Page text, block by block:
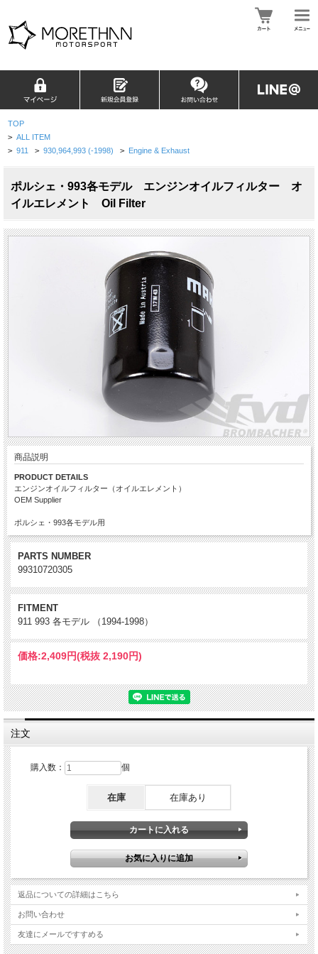
TOP
> ALL ITEM
> 911 > 930,964,993 (-1998) > Engine & Exhaust
ポルシェ・993各モデル エンジンオイルフィルター オ
イルエレメント Oil Filter
商品説明
PRODUCT DETAILS
エンジンオイルフィルター（オイルエレメント）
OEM Supplier
ポルシェ・993各モデル用
PARTS NUMBER
99310720305
FITMENT
911 993 各モデル （1994-1998）
価格:2,409円(税抜 2,190円)
注文
購入数： 個
在庫 在庫あり
返品についての詳細はこちら
お問い合わせ
友達にメールですすめる